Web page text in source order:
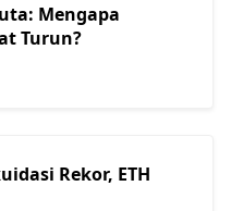
Mengapa
Turun?
Rekor, ETH